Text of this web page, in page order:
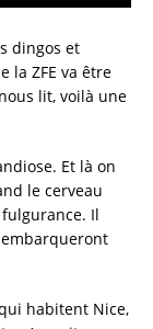
dingos et
la ZFE va être
lit, voilà une
Et là on
le cerveau
Il
habitent Nice,